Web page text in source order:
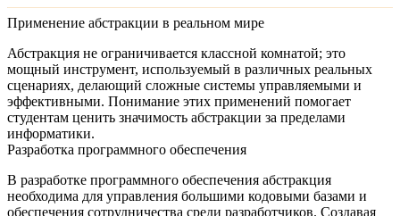
Применение абстракции в реальном мире
Абстракция не ограничивается классной комнатой; это
мощный инструмент, используемый в различных реальных
сценариях, делающий сложные системы управляемыми и
эффективными. Понимание этих применений помогает
студентам ценить значимость абстракции за пределами
информатики.
Разработка программного обеспечения
В разработке программного обеспечения абстракция
необходима для управления большими кодовыми базами и
обеспечения сотрудничества среди разработчиков. Создавая